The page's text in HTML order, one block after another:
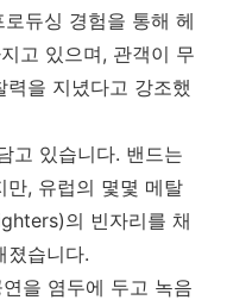
듀싱 경험을 통해 헤
고 있으며, 관객이 무
을 지녔다고 강조했
고 있습니다. 밴드는
만, 유럽의 몇몇 메탈
의 빈자리를 채
졌습니다.
을 염두에 두고 녹음